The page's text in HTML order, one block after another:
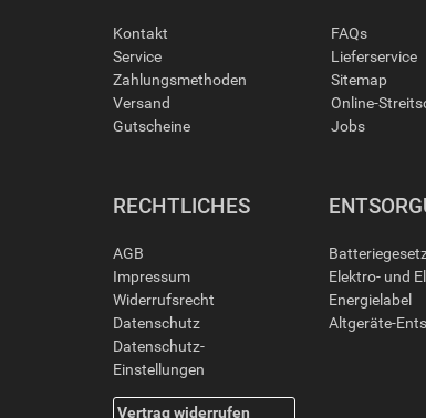
Kontakt
Service
Zahlungsmethoden
Versand
Gutscheine
FAQs
Lieferservice
Sitemap
Online-
Jobs
RECHTLICHES
AGB
Impressum
Widerrufsrecht
Datenschutz
Datenschutz-
Einstellungen
Vertrag widerrufen
Elektro- und
Energielabel
Altgeräte-